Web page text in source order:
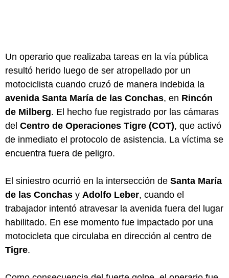
Un operario que realizaba tareas en la vía pública
resultó herido luego de ser atropellado por un
motociclista cuando cruzó de manera indebida la
avenida Santa María de las Conchas, en Rincón
de Milberg. El hecho fue registrado por las cámaras
del Centro de Operaciones Tigre (COT), que activó
de inmediato el protocolo de asistencia. La víctima se
encuentra fuera de peligro.
El siniestro ocurrió en la intersección de Santa María
de las Conchas y Adolfo Leber, cuando el
trabajador intentó atravesar la avenida fuera del lugar
habilitado. En ese momento fue impactado por una
motocicleta que circulaba en dirección al centro de
Tigre.